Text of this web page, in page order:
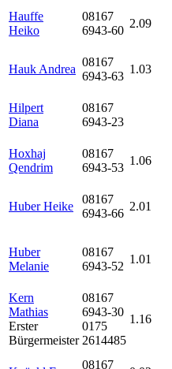
Hauffe
Heiko
08167
6943-60
2.09
Hauk Andrea
08167
6943-63
1.03
Hilpert
Diana
08167
6943-23
Hoxhaj
Qendrim
08167
6943-53
1.06
Huber Heike
08167
6943-66
2.01
Huber
Melanie
08167
6943-52
1.01
Kern
Mathias
Erster
Bürgermeister
08167
6943-30
0175
2614485
1.16
08167